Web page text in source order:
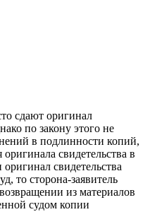
сдают оригинал
по закону этого не
в подлинности копий,
свидетельства в
свидетельства
то сторона-заявитель
из материалов
судом копии